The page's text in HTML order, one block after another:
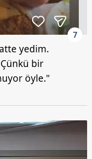
7
yedim.
bir
öyle."